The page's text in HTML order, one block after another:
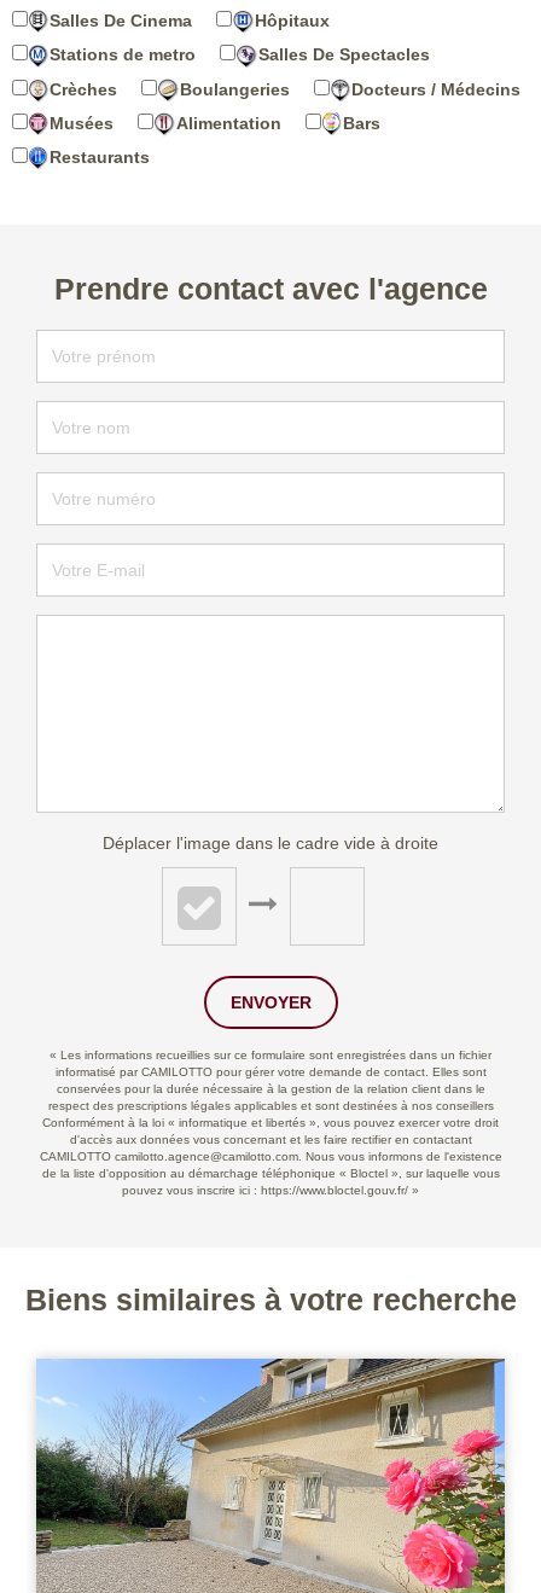
Salles De Cinema
Hôpitaux
Stations de metro
Salles De Spectacles
Crèches
Boulangeries
Docteurs / Médecins
Musées
Alimentation
Bars
Restaurants
Prendre contact avec l'agence
Déplacer l'image dans le cadre vide à droite
ENVOYER
« Les informations recueillies sur ce formulaire sont enregistrées dans un fichier
informatisé par CAMILOTTO pour gérer votre demande de contact. Elles sont
conservées pour la durée nécessaire à la gestion de la relation client dans le
respect des prescriptions légales applicables et sont destinées à nos conseillers
Conformément à la loi « informatique et libertés », vous pouvez exercer votre droit
d'accès aux données vous concernant et les faire rectifier en contactant
CAMILOTTO camilotto.agence@camilotto.com. Nous vous informons de l'existence
de la liste d'opposition au démarchage téléphonique « Bloctel », sur laquelle vous
pouvez vous inscrire ici : https://www.bloctel.gouv.fr/ »
Biens similaires à votre recherche